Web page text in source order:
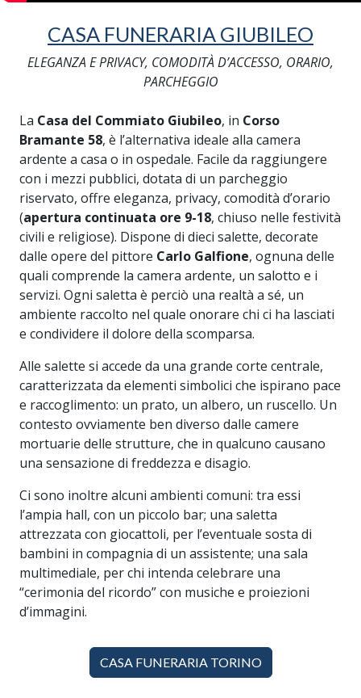
CASA FUNERARIA GIUBILEO
ELEGANZA E PRIVACY, COMODITÀ D’ACCESSO, ORARIO,
PARCHEGGIO
La Casa del Commiato Giubileo, in Corso
Bramante 58, è l’alternativa ideale alla camera
ardente a casa o in ospedale. Facile da raggiungere
con i mezzi pubblici, dotata di un parcheggio
riservato, offre eleganza, privacy, comodità d’orario
(apertura continuata ore 9-18, chiuso nelle festività
civili e religiose). Dispone di dieci salette, decorate
dalle opere del pittore Carlo Galfione, ognuna delle
quali comprende la camera ardente, un salotto e i
servizi. Ogni saletta è perciò una realtà a sé, un
ambiente raccolto nel quale onorare chi ci ha lasciati
e condividere il dolore della scomparsa.
Alle salette si accede da una grande corte centrale,
caratterizzata da elementi simbolici che ispirano pace
e raccoglimento: un prato, un albero, un ruscello. Un
contesto ovviamente ben diverso dalle camere
mortuarie delle strutture, che in qualcuno causano
una sensazione di freddezza e disagio.
Ci sono inoltre alcuni ambienti comuni: tra essi
l’ampia hall, con un piccolo bar; una saletta
attrezzata con giocattoli, per l’eventuale sosta di
bambini in compagnia di un assistente; una sala
multimediale, per chi intenda celebrare una
“cerimonia del ricordo” con musiche e proiezioni
d’immagini.
CASA FUNERARIA TORINO